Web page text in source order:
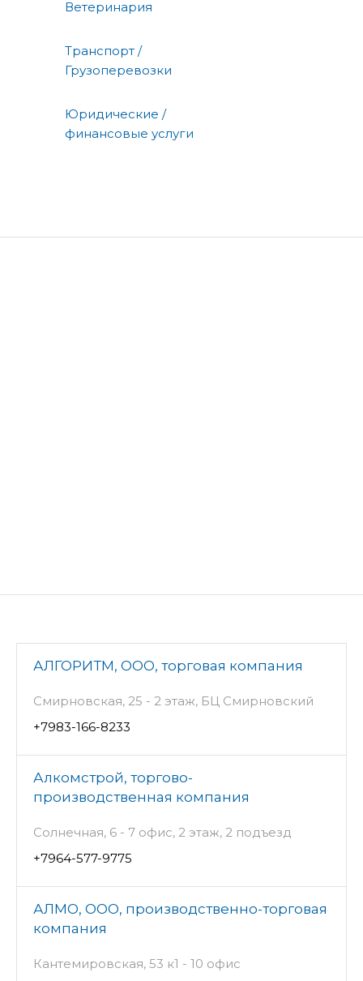
Ветеринария
Транспорт /
Грузоперевозки
Юридические /
финансовые услуги
АЛГОРИТМ, ООО, торговая компания
Смирновская, 25 - 2 этаж, БЦ Смирновский
+7983-166-8233
Алкомстрой, торгово-
производственная компания
Солнечная, 6 - 7 офис, 2 этаж, 2 подъезд
+7964-577-9775
АЛМО, ООО, производственно-торговая
компания
Кантемировская, 53 к1 - 10 офис